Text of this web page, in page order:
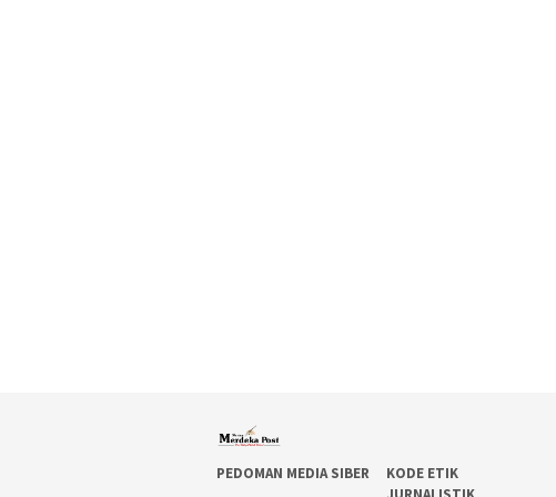
PEDOMAN MEDIA SIBER
KODE ETIK